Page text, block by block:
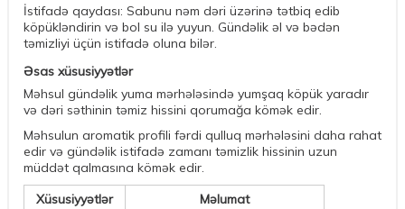
İstifadə qaydası: Sabunu nəm dəri üzərinə tətbiq edib
köpükləndirin və bol su ilə yuyun. Gündəlik əl və bədən
təmizliyi üçün istifadə oluna bilər.
Əsas xüsusiyyətlər
Məhsul gündəlik yuma mərhələsində yumşaq köpük yaradır
və dəri səthinin təmiz hissini qorumağa kömək edir.
Məhsulun aromatik profili fərdi qulluq mərhələsini daha rahat
edir və gündəlik istifadə zamanı təmizlik hissinin uzun
müddət qalmasına kömək edir.
Xüsusiyyətlər
Məlumat